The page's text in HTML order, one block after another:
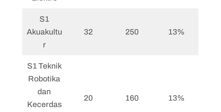
S1
Akuakultu
r
32 250 13%
S1 Teknik
Robotika
dan
Kecerdas
20 160 13%